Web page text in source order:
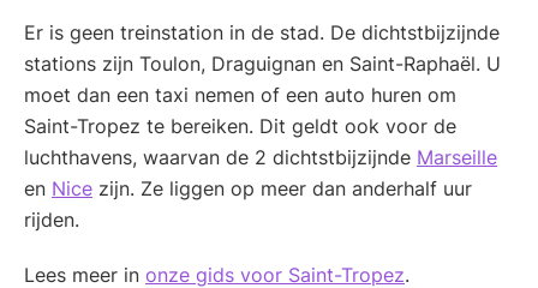
Er is geen treinstation in de stad. De dichtstbijzijnde
stations zijn Toulon, Draguignan en Saint-Raphaël. U
moet dan een taxi nemen of een auto huren om
Saint-Tropez te bereiken. Dit geldt ook voor de
luchthavens, waarvan de 2 dichtstbijzijnde Marseille
en Nice zijn. Ze liggen op meer dan anderhalf uur
rijden.
Lees meer in onze gids voor Saint-Tropez.